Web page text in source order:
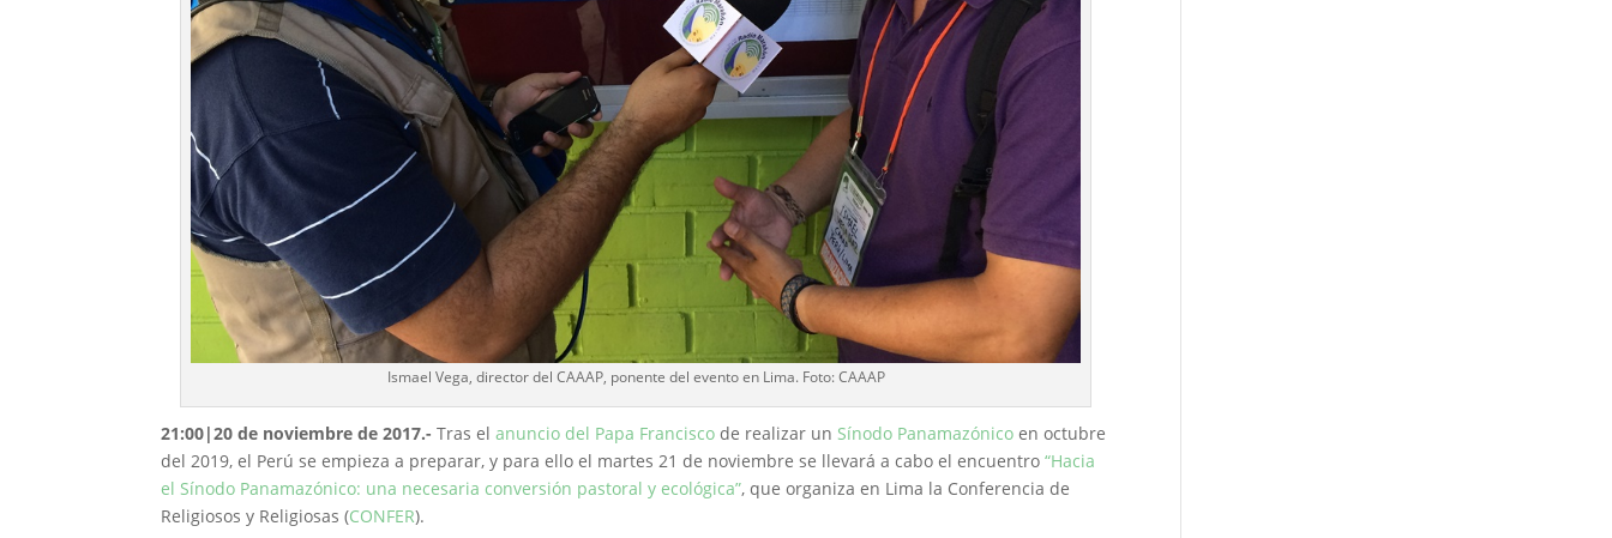
Ismael Vega, director del CAAAP, ponente del evento en Lima. Foto: CAAAP
21:00|20 de noviembre de 2017.-Tras elanuncio del Papa Francisco de realizar un Sínodo Panamazónico en octubre
del 2019, el Perú se empieza a preparar, y para ello el martes 21 de noviembre se llevará a cabo el encuentro“Hacia
el Sínodo Panamazónico: una necesaria conversión pastoral y ecológica”, que organiza en Lima la Conferencia de
Religiosos y Religiosas (CONFER).